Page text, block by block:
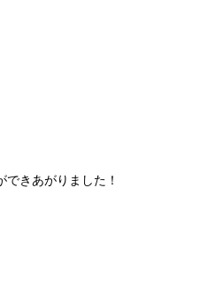
きあがりました！